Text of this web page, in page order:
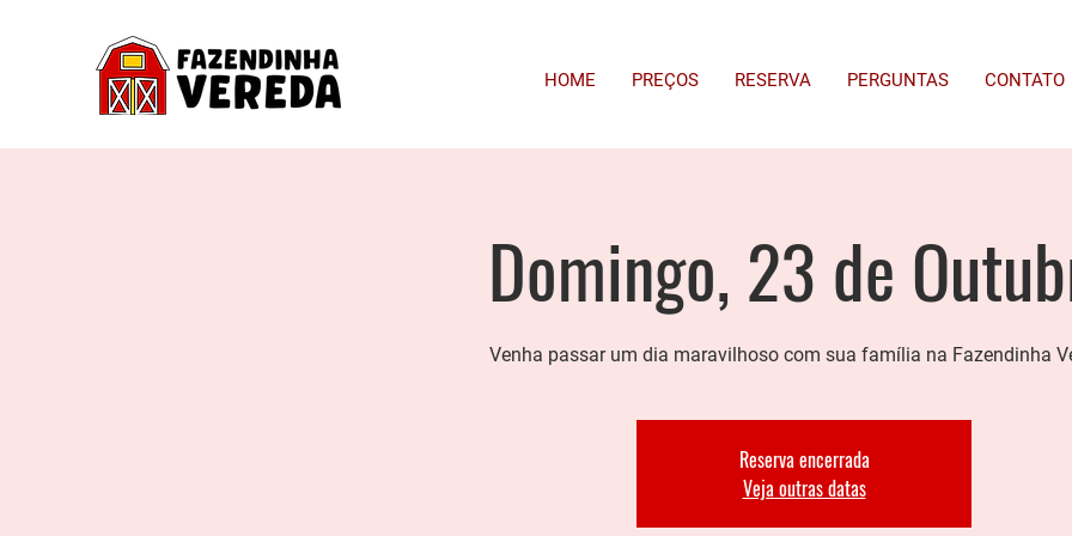
HOME PREÇOS RESERVA PERGUNTAS CONTATO
Domingo, 23 de
Venha passar um dia maravilhoso com sua família na Fazendinha
Reserva encerrada
Veja outras datas